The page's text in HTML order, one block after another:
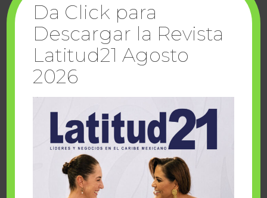
Cuando la solidaridad inspira; cumplen
sueños Fairmont Mayakoba y Make-A-Wish
Da Click para
Descargar la Revista
Latitud21 Agosto
2026